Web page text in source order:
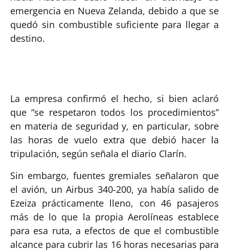
emergencia en Nueva Zelanda, debido a que se
quedó sin combustible suficiente para llegar a
destino.
La empresa confirmó el hecho, si bien aclaró
que “se respetaron todos los procedimientos”
en materia de seguridad y, en particular, sobre
las horas de vuelo extra que debió hacer la
tripulación, según señala el diario Clarín.
Sin embargo, fuentes gremiales señalaron que
el avión, un Airbus 340-200, ya había salido de
Ezeiza prácticamente lleno, con 46 pasajeros
más de lo que la propia Aerolíneas establece
para esa ruta, a efectos de que el combustible
alcance para cubrir las 16 horas necesarias para